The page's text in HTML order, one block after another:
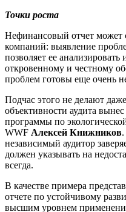
Точки роста
Нефинансовый отчет может
компаний: выявление
позволяет ее
откровенному и честному
проблем готовы еще очень
Подчас этого не делают
объективности аудита
программы по
WWF Алексей Книжников
независимый аудитор
должен указывать на
всегда.
В качестве примера
отчете по устойчивому
высшим уровнем